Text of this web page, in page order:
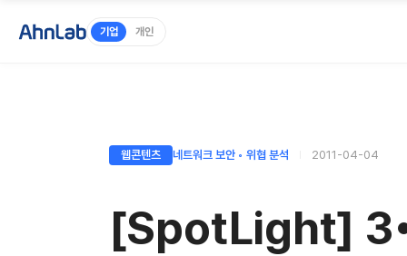
기업 개인
웹콘텐츠 네트워크 보안 ◦ 위협 분석 2011-04-04
[SpotLight]